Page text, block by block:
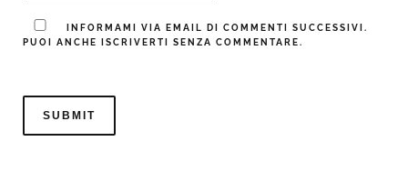
INFORMAMI VIA EMAIL DI COMMENTI SUCCESSIVI.
PUOI ANCHE ISCRIVERTI SENZA COMMENTARE.